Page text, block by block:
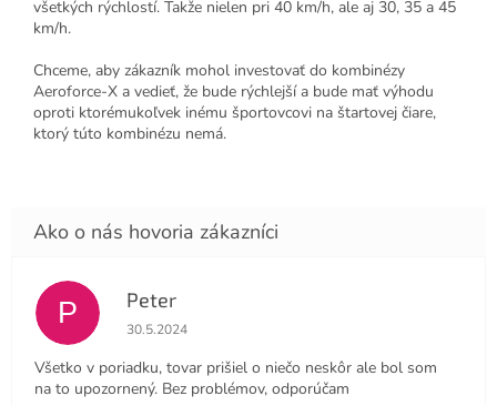
všetkých rýchlostí. Takže nielen pri 40 km/h, ale aj 30, 35 a 45
km/h.
Chceme, aby zákazník mohol investovať do kombinézy
Aeroforce-X a vedieť, že bude rýchlejší a bude mať výhodu
oproti ktorémukoľvek inému športovcovi na štartovej čiare,
ktorý túto kombinézu nemá.
P Peter
Hodnotenie obchodu je 4 z 5 hviezdičiek.
30.5.2024
Všetko v poriadku, tovar prišiel o niečo neskôr ale bol som
na to upozornený. Bez problémov, odporúčam